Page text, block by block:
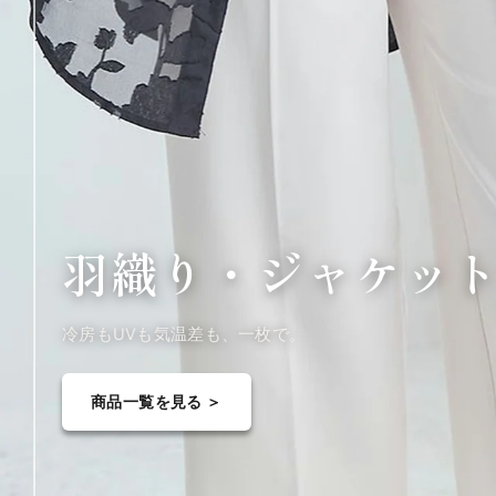
羽織り・ ジャケッ
冷房もUVも気温差も、一枚で。
商品一覧を見る ＞